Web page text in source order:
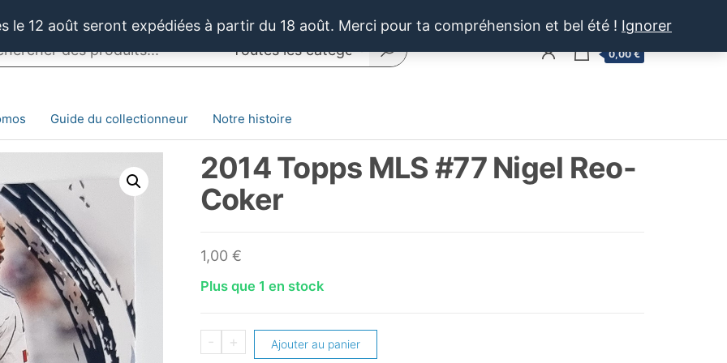
le 12 août seront expédiées à partir du 18 août. Merci pour ta compréhension et bel été ! Ignorer
0,00 €
Guide du collectionneur Notre histoire
2014 Topps MLS #77 Nigel Reo-
Coker
1,00 €
Plus que 1 en stock
-
quantité
+ Ajouter au panier